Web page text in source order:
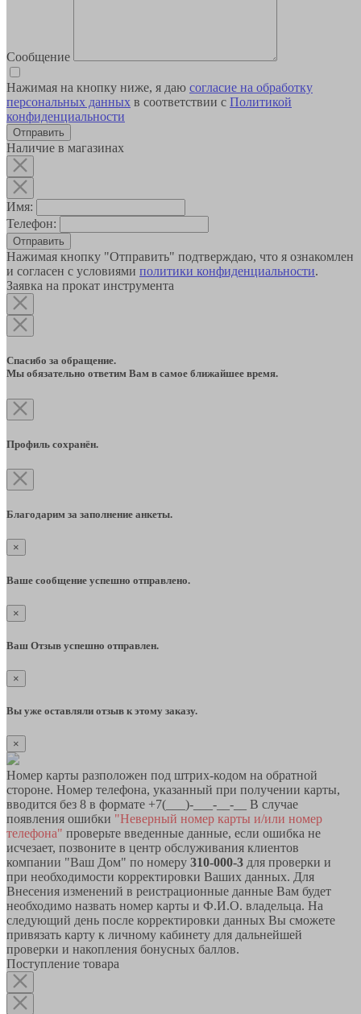
Сообщение
Нажимая на кнопку ниже, я даю согласие на обработку
персональных данных в соответствии с Политикой
конфиденциальности
Наличие в магазинах
Имя:
Телефон:
Отправить
Нажимая кнопку "Отправить" подтверждаю, что я ознакомлен
и согласен с условиями политики конфиденциальности.
Заявка на прокат инструмента
Спасибо за обращение.
Мы обязательно ответим Вам в самое ближайшее время.
Профиль сохранён.
Благодарим за заполнение анкеты.
×
Ваше сообщение успешно отправлено.
×
Ваш Отзыв успешно отправлен.
×
Вы уже оставляли отзыв к этому заказу.
×
Номер карты разположен под штрих-кодом на обратной
стороне. Номер телефона, указанный при получении карты,
вводится без 8 в формате +7(___)-___-__-__ В случае
появления ошибки "Неверный номер карты и/или номер
телефона" проверьте введенные данные, если ошибка не
исчезает, позвоните в центр обслуживания клиентов
компании "Ваш Дом" по номеру 310-000-3 для проверки и
при необходимости корректировки Ваших данных. Для
Внесения изменений в реистрационные данные Вам будет
необходимо назвать номер карты и Ф.И.О. владельца. На
следующий день после корректировки данных Вы сможете
привязать карту к личному кабинету для дальнейшей
проверки и накопления бонусных баллов.
Поступление товара